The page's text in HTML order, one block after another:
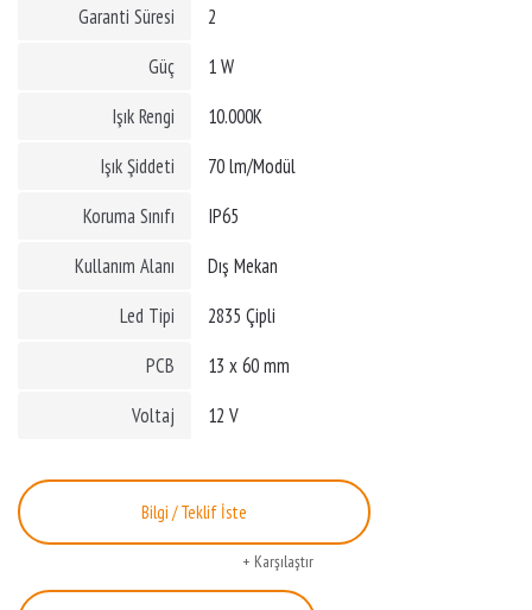
Garanti Süresi
2
Güç
1 W
Işık Rengi
10.000K
Işık Şiddeti
70 lm/Modül
Koruma Sınıfı
IP65
Kullanım Alanı
Dış Mekan
Led Tipi
2835 Çipli
PCB
13 x 60 mm
Voltaj
12 V
Bilgi / Teklif İste
Karşılaştır